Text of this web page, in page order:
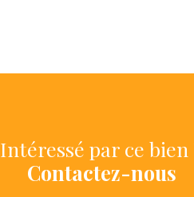
Intéressé par ce bien
Contactez-nous